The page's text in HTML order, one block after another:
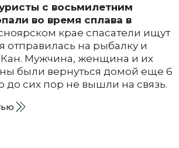
с восьмилетним
во время сплава в
крае спасатели ищут
отправилась на рыбалку и
Кан. Мужчина, женщина и их
были вернуться домой еще 6
до сих пор не вышли на связь.